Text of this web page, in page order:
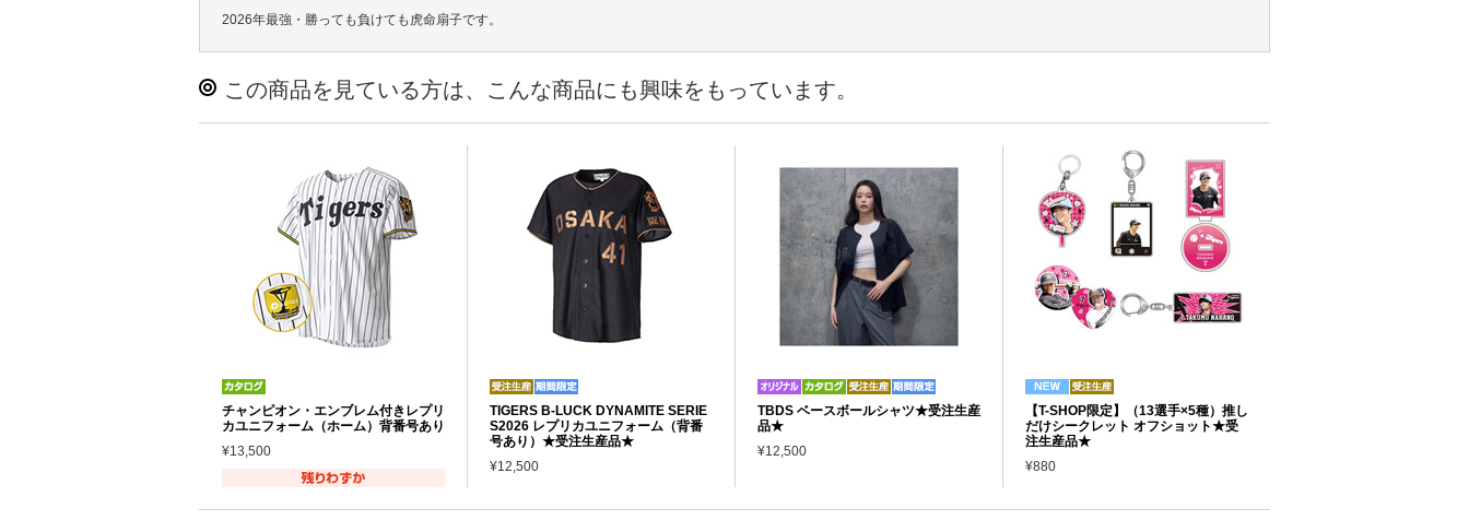
2026年最強・勝っても負けても虎命扇子です。
この商品を見ている方は、こんな商品にも興味をもっています。
チャンピオン・エンブレム付きレプリ
カユニフォーム（ホーム）背番号あり
¥13,500
TIGERS B-LUCK DYNAMITE SERIE
S2026 レプリカユニフォーム（背番
号あり）★受注生産品★
¥12,500
TBDS ベースボールシャツ★受注生産
品★
¥12,500
【T-SHOP限定】（13選手×5種）推し
だけシークレット オフショット★受
注生産品★
¥880